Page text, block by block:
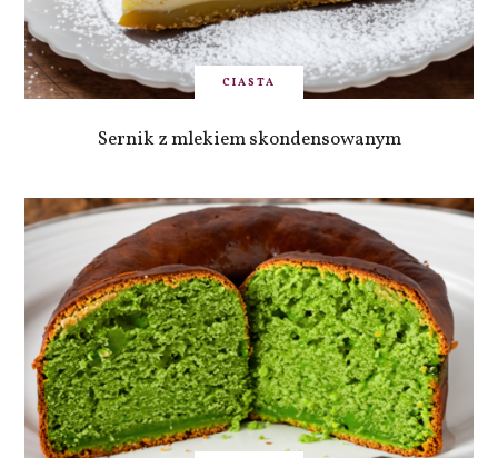
CIASTA
Sernik z mlekiem skondensowanym